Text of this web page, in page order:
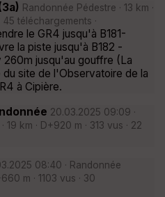
Randonnée Pédestre · 13 km ·
45 téléchargements ·
le GR4 jusqu'à B181-
la piste jusqu'à B182 -
260m jusqu'au gouffre (La
site de l'Observatoire de la
à Cipière.
20.03.2025 09:09 ·
19 km · D+920 m · 313 vus · 22
08:40 · Randonnée
m · 1103 vus · 30